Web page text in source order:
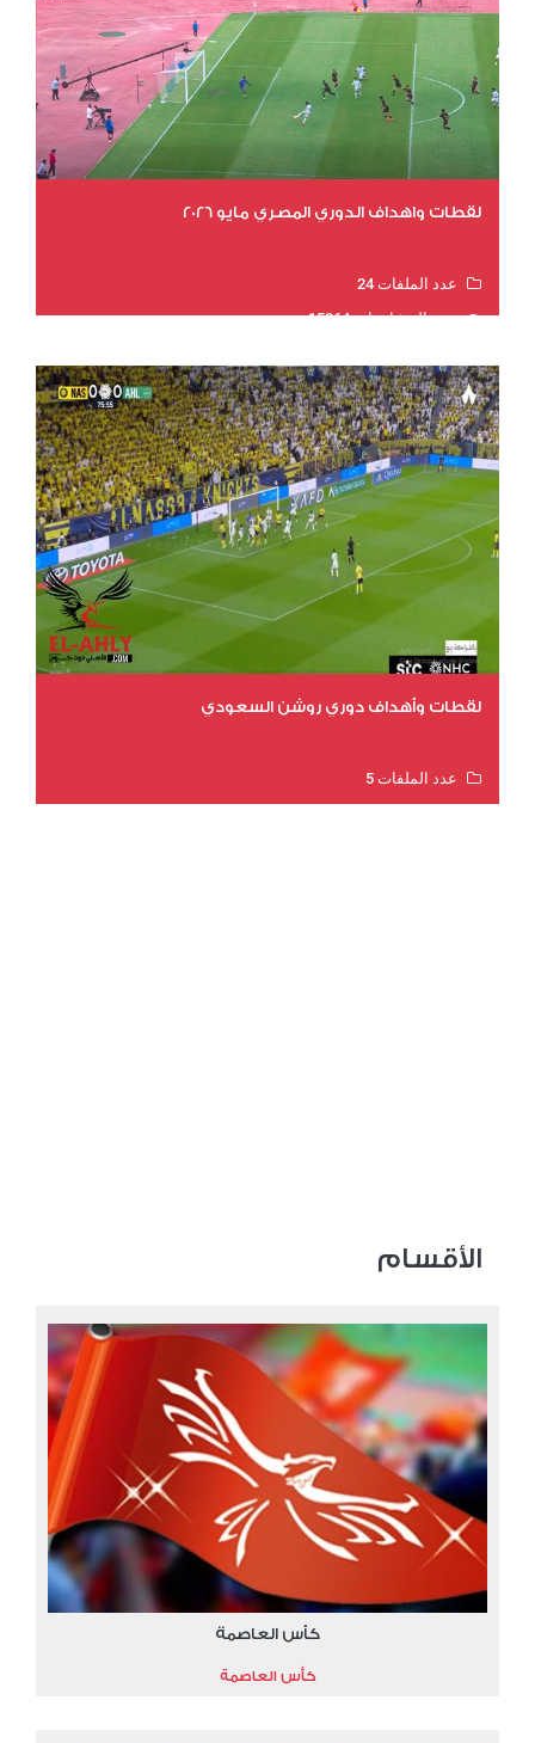
لقطات واهداف الدوري المصري مايو 2026
عدد الملفات 24
عدد المشاهدات 15264
لقطات وأهداف دوري روشن السعودي
عدد الملفات 5
الأقسام
كأس العاصمة
كأس العاصمة